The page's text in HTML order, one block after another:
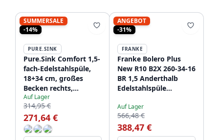
SUMMERSALE
-14%
PURE.SINK
Pure.Sink Comfort 1,5-
fach-Edelstahlspüle,
18+34 cm, großes
Becken rechts,
PCM183440-02
Auf Lager
314,95 €
271,64 €
ANGEBOT
-31%
FRANKE
Franke Bolero Plus
New R10 B2X 260-34-16
BR 1,5 Anderthalb
Edelstahlspüle
und Aufbau 56x45 cm
127.0733.338
Auf Lager
566,48 €
388,47 €